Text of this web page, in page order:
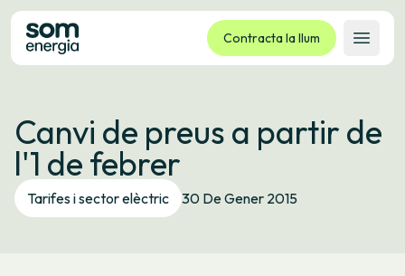
Contracta la llum
Obrir
Tarifes
Serveis
Empreses
La cooperativa
Canvi de preus a partir de
l'1 de febrer
Tarifes i sector elèctric 30 De Gener 2015